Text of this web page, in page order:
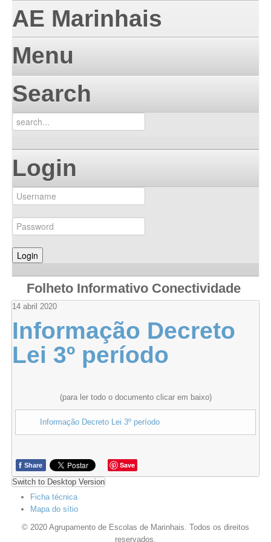
AE Marinhais
Menu
Search
Login
Folheto Informativo Conectividade
14 abril 2020
Informação Decreto
Lei 3º período
(para ler todo o documento clicar em baixo)
Informação Decreto Lei 3º período
f Share
Save
Switch to Desktop Version
Ficha técnica
Mapa do sítio
© 2020 Agrupamento de Escolas de Marinhais. Todos os direitos
reservados.